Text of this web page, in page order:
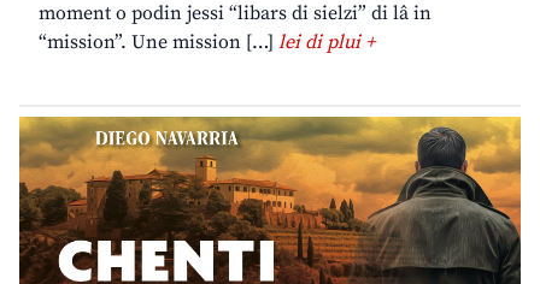
moment o podin jessi “libars di sielzi” di lâ in
“mission”. Une mission […] lei di plui +